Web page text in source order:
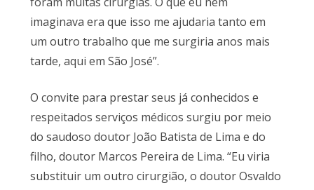
imaginava era que isso me ajudaria tanto em
um outro trabalho que me surgiria anos mais
tarde, aqui em São José”.
O convite para prestar seus já conhecidos e
respeitados serviços médicos surgiu por meio
do saudoso doutor João Batista de Lima e do
filho, doutor Marcos Pereira de Lima. “Eu viria
substituir um outro cirurgião, o doutor Osvaldo